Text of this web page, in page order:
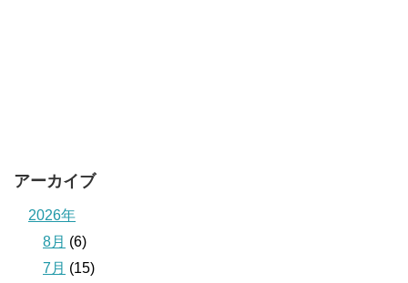
アーカイブ
2026年
8月 (6)
7月 (15)